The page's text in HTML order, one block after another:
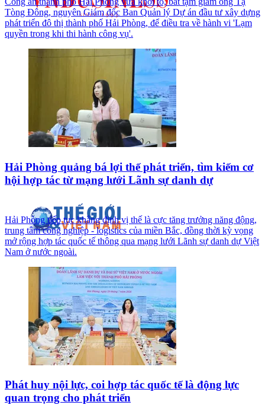
Tòng Đông, nguyên Giám đốc Ban Quản lý Dự án đầu tư xây dựng
phát triển đô thị thành phố Hải Phòng, để điều tra về hành vi 'Lạm
quyền trong khi thi hành công vụ'.
Hải Phòng quảng bá lợi thế phát triển, tìm kiếm cơ
hội hợp tác từ mạng lưới Lãnh sự danh dự
Hải Phòng tiếp tục khẳng định vị thế là cực tăng trưởng năng động,
trung tâm công nghiệp - logistics của miền Bắc, đồng thời kỳ vọng
mở rộng hợp tác quốc tế thông qua mạng lưới Lãnh sự danh dự Việt
Nam ở nước ngoài.
Phát huy nội lực, coi hợp tác quốc tế là động lực
quan trọng cho phát triển